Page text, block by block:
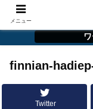
finnian-
Twitter
メニュー